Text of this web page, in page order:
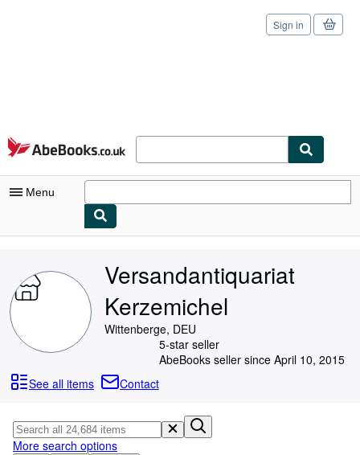
Skip to main content
AbeBooks.co.uk
Sign in
Menu
My Purchases
Sign Off
Advanced Search
Rare Books
Art & Collectables
Textbooks
Versandantiquariat
Kerzemichel
Wittenberge, DEU
5-star seller
AbeBooks seller since April 10, 2015
See all items
Contact
More search options